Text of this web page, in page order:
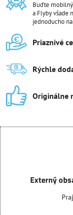
Buďte
a Flyby všade
jednoducho
Priaznivé
Rýchle
Originálne
Externý